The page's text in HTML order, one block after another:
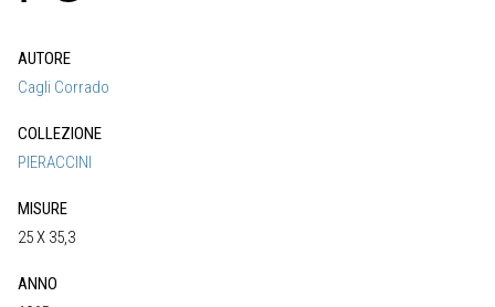
AUTORE
Cagli Corrado
COLLEZIONE
PIERACCINI
MISURE
25 X 35,3
ANNO